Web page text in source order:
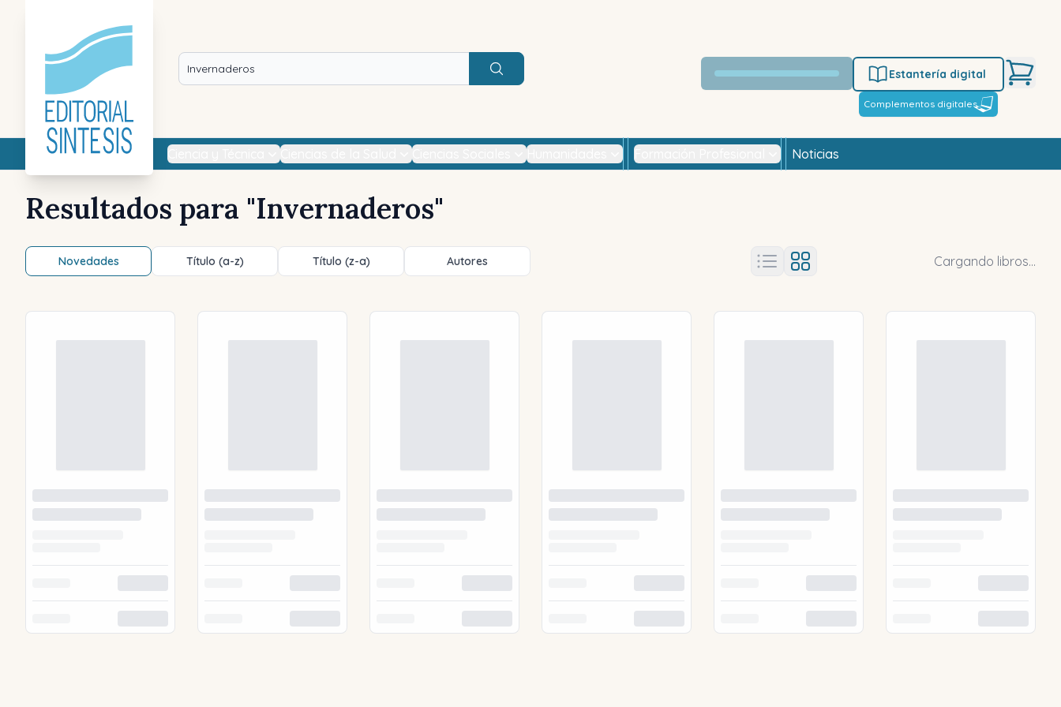
Buscar
Estantería digital
Complementos digitales
Noticias
Resultados para "Invernaderos"
Novedades Título (a-z) Título (z-a) Autores Cargando libros...